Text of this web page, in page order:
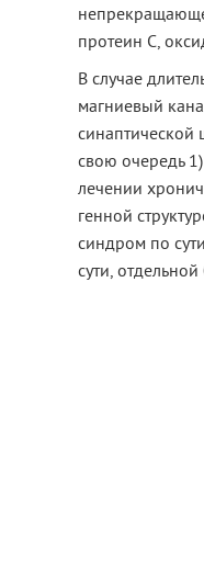
протеин С,
В случае
магниевый
синаптической
свою очередь
лечении
генной
синдром по
сути,